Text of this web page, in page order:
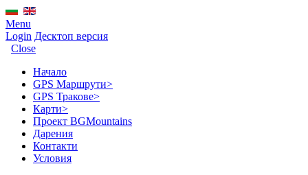
Menu
Login Десктоп версия
Close
Начало
GPS Mаршрути>
GPS Тракове>
Карти>
Проект BGMountains
Дарения
Контакти
Условия